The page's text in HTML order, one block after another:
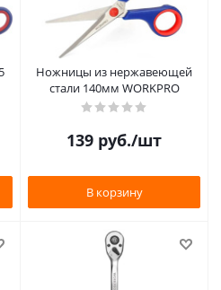
Ножницы из нержавеющей
стали 140мм WORKPRO
139 руб./шт
В корзину